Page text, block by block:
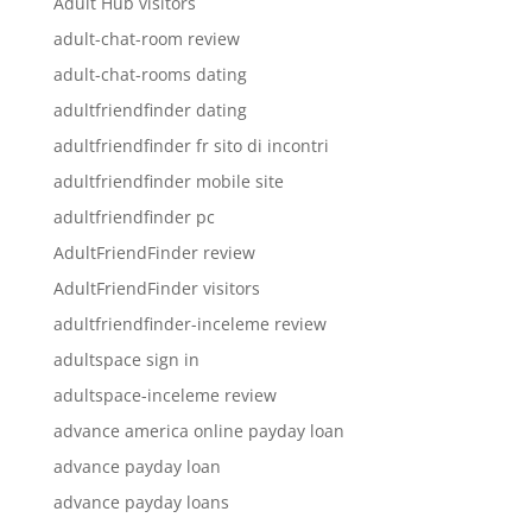
adult-chat-room review
adult-chat-rooms dating
adultfriendfinder dating
adultfriendfinder fr sito di incontri
adultfriendfinder mobile site
adultfriendfinder pc
AdultFriendFinder review
AdultFriendFinder visitors
adultfriendfinder-inceleme review
adultspace sign in
adultspace-inceleme review
advance america online payday loan
advance payday loan
advance payday loans